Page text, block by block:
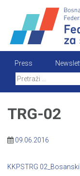
content
Press
TRG-02
09.06.2016
KKPSTRG 02_Bosanski